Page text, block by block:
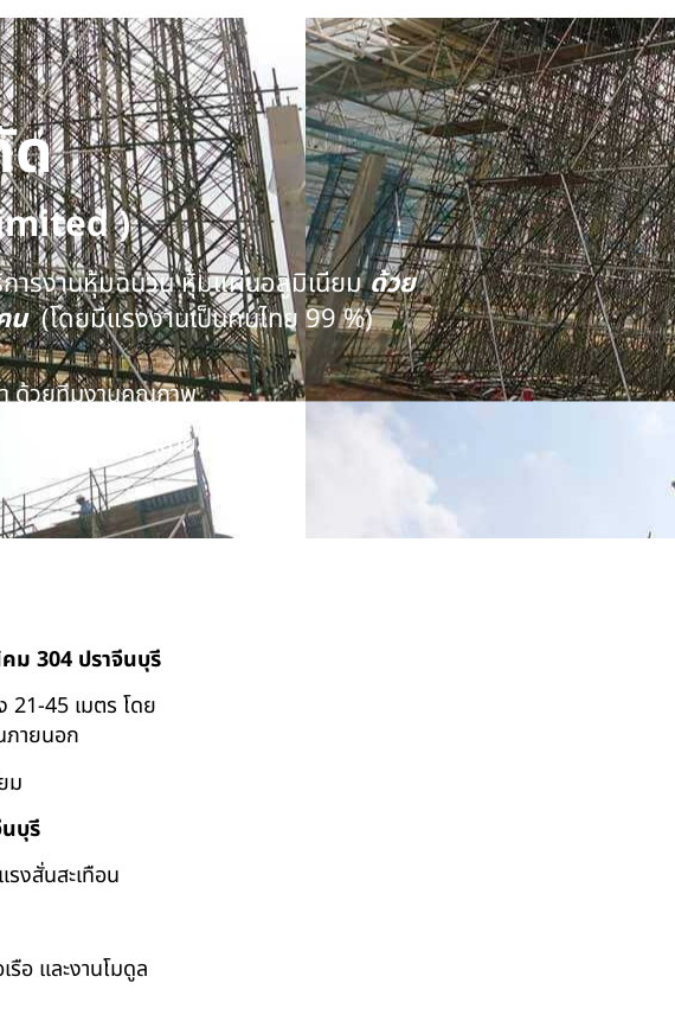
)
การงานหุ้มฉนวน หุ้มแผ่นอลูมิเนียมด้วย
คน(โดยมีแรงงานเป็นคนไทย 99 %)
ด้วยทีมงานคุณภาพ
ความชำนาญหลายสิบปี
ม 304 ปราจีนบุรี
45 เมตร โดย
ภายนอก
ม
นบุรี
งสั่นสะเทือน
อ และงานโมดูล